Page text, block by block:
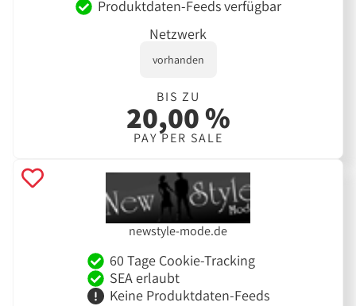
Produktdaten-Feeds verfügbar
Netzwerk
vorhanden
BIS ZU
20,00 %
PAY PER SALE
newstyle-mode.de
60 Tage Cookie-Tracking
SEA erlaubt
Keine Produktdaten-Feeds